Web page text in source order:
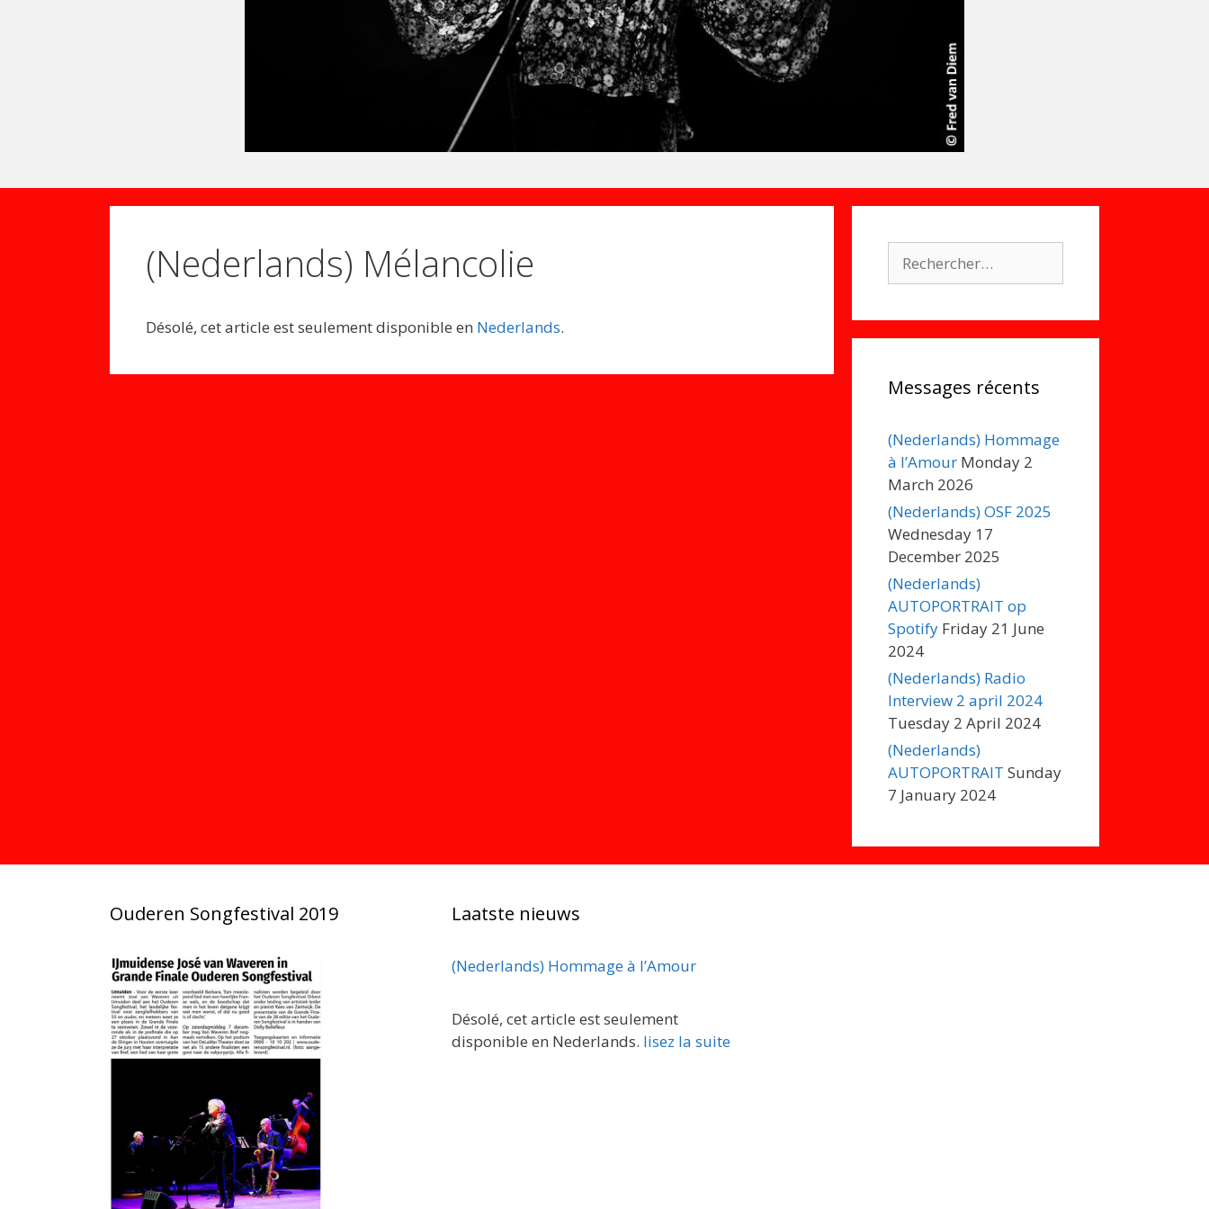
(Nederlands) Mélancolie
Désolé, cet article est seulement disponible en Nederlands.
Messages récents
(Nederlands) Hommage
à l’Amour Monday 2
March 2026
(Nederlands) OSF 2025
Wednesday 17
December 2025
(Nederlands)
AUTOPORTRAIT op
Spotify Friday 21 June
2024
(Nederlands) Radio
Interview 2 april 2024
Tuesday 2 April 2024
(Nederlands)
AUTOPORTRAIT Sunday
7 January 2024
Ouderen Songfestival 2019 Laatste nieuws
(Nederlands) Hommage à l’Amour
Désolé, cet article est seulement
disponible en Nederlands. lisez la suite